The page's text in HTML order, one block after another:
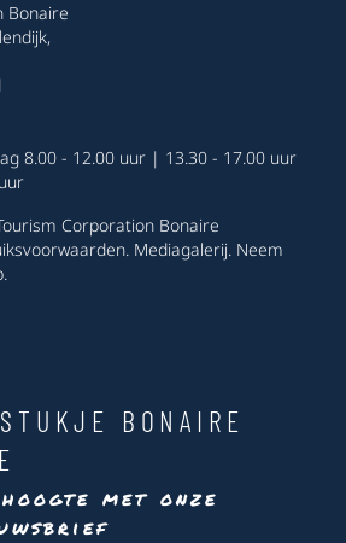
Bonaire
8.00 - 12.00 uur | 13.30 - 17.00 uur
Corporation Bonaire
. Mediagalerij. Neem
.
BONAIRE
met onze